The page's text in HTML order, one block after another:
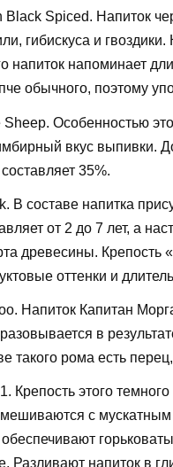
Spiced. Напиток
гибискуса и
напиток напоминает
обычного, поэтому
Особенностью
вкус выпивки.
35%.
В составе напитка
от 2 до 7 лет, а
древесины. Крепость
оттенки и
Напиток Капитан
в
такого рома есть
Крепость этого
с
Разливают напиток в